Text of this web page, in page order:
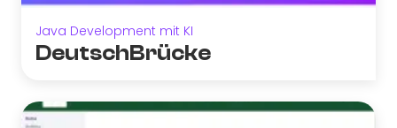
Java Development mit KI
DeutschBrücke